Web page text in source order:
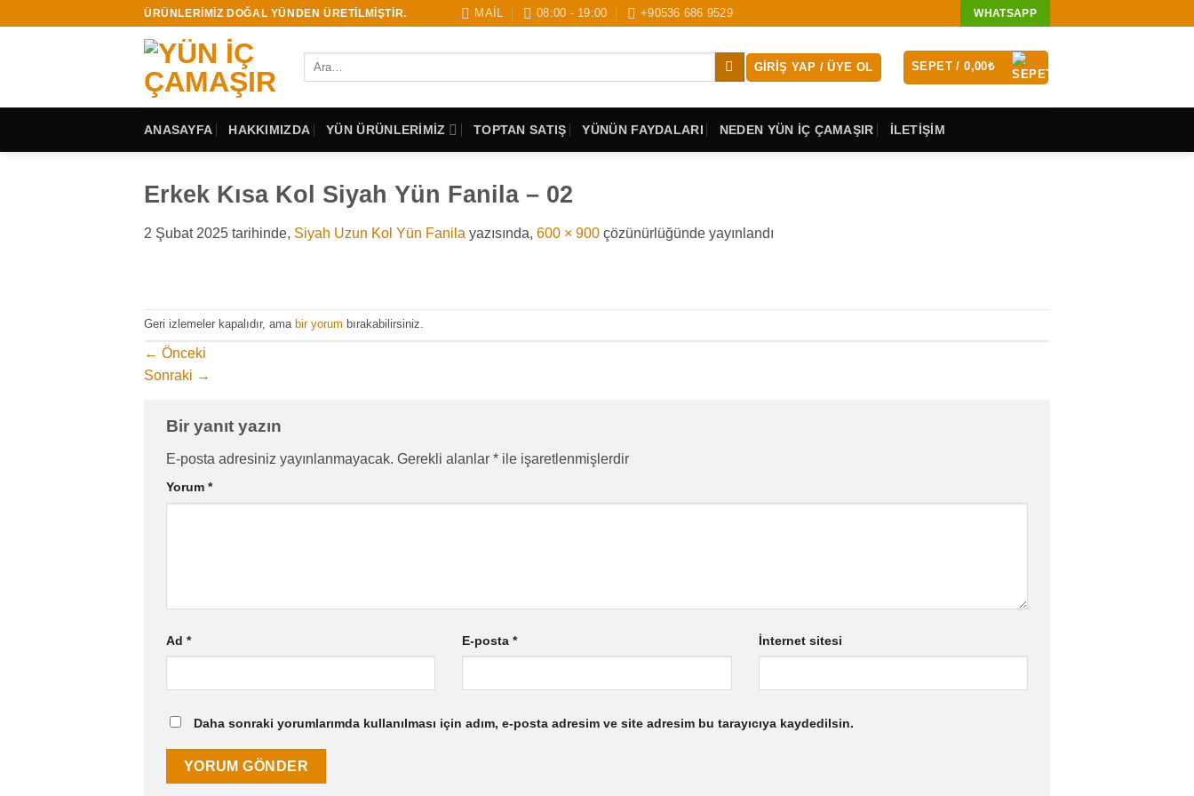
ÜRÜNLERİMİZ DOĞAL YÜNDEN ÜRETİLMİŞTİR. MAİL 08:00 - 19:00 +90536 686 9529 WHATSAPP
Ara:
GIRIŞ YAP / ÜYE OL SEPET /0,00₺
ANASAYFA HAKKIMIZDA YÜN ÜRÜNLERİMİZ TOPTAN SATIŞ YÜNÜN FAYDALARI NEDEN YÜN İÇ ÇAMAŞIR İLETİŞİM
Erkek Kısa Kol Siyah Yün Fanila – 02
2 Şubat 2025 tarihinde, Siyah Uzun Kol Yün Fanila yazısında, 600 × 900 çözünürlüğünde yayınlandı
Geri izlemeler kapalıdır, ama bir yorum bırakabilirsiniz.
← Önceki
Sonraki →
Bir yanıt yazın
E-posta adresiniz yayınlanmayacak. Gerekli alanlar * ile işaretlenmişlerdir
Yorum *
Ad * E-posta* İnternet sitesi
Daha sonraki yorumlarımda kullanılması için adım, e-posta adresim ve site adresim bu tarayıcıya kaydedilsin.